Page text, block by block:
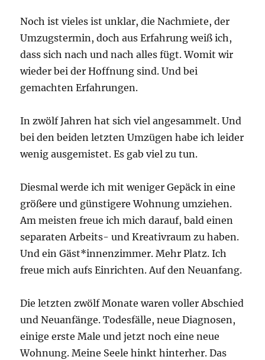
Noch ist vieles ist unklar, die Nachmiete, der
Umzugstermin, doch aus Erfahrung weiß ich,
dass sich nach und nach alles fügt. Womit wir
wieder bei der Hoffnung sind. Und bei
gemachten Erfahrungen.
In zwölf Jahren hat sich viel angesammelt. Und
bei den beiden letzten Umzügen habe ich leider
wenig ausgemistet. Es gab viel zu tun.
Diesmal werde ich mit weniger Gepäck in eine
größere und günstigere Wohnung umziehen.
Am meisten freue ich mich darauf, bald einen
separaten Arbeits- und Kreativraum zu haben.
Und ein Gäst*innenzimmer. Mehr Platz. Ich
freue mich aufs Einrichten. Auf den Neuanfang.
Die letzten zwölf Monate waren voller Abschied
und Neuanfänge. Todesfälle, neue Diagnosen,
einige erste Male und jetzt noch eine neue
Wohnung. Meine Seele hinkt hinterher. Das